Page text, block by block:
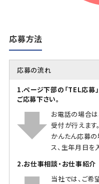
応募方法
応募の流れ
1.ページ下部の「TEL応募
ご応募下さい。
お電話の場合
受付が行えます。
かんたん応募の
ス、生年月日を
2.お仕事相談・お仕事紹介
当社では、ご希